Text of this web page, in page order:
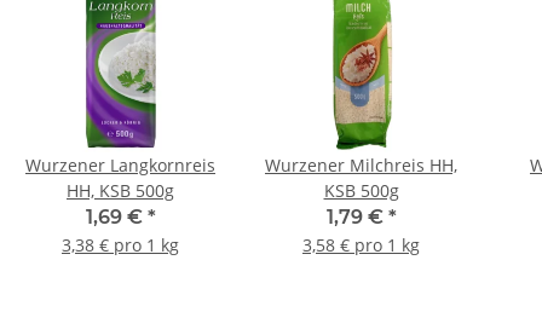
Wurzener Langkornreis
HH, KSB 500g
1,69 € *
3,38 € pro 1 kg
Wurzener Milchreis HH,
KSB 500g
1,79 € *
3,58 € pro 1 kg